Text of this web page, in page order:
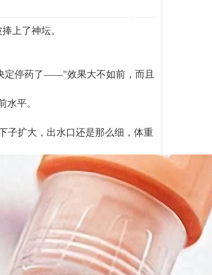
上了神坛。
定停药了——"效果大不如前，而且
水平。
子扩大，出水口还是那么细，体重